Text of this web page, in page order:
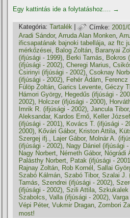
Egy kattintás ide a folytatáshoz.... →
Kategória: Tartalék | Címke: 2001/
Aradi Sándor,Arruda Alan Monken,
ificsapatának bajnoki tabellája,az ftc
mérkőzései, Balog Zoltán, Baranyai
(ifjúsági - 1999), Berki Tamás, Bokros
(ifjúsági - 2002),Cheregi Marius,
Csirinyi (ifjúsági - 2002),Csoknay
(ifjúsági - 2002), Fehér Ádám, Ferencz
Fülöp Zoltán,Garics Levente,Géczy
Hámori György, Hegedűs (ifjúsági -
2002), Holczer (ifjúsági - 2000),
Imrik R. (ifjúsági - 2002),Jancula Tibor
Aleksandar, Kardos Ernő, Keller József
(ifjúsági - 2001), Kovács T. (ifjúsági -
2000), Kővári Gábor, Kriston Attila,
Szergej ifj., Lajer Gábor, Molnár A.
(ifjúsági - 2002), Nagy Dániel (ifjúsági -
Nagy Norbert, Németh Gábor, Nógrádi
Palásthy Norbert, Patak (ifjúsági -
Rajnay Zoltán, Rob Kornél ,Sallai
Szabó Kálmán,Szabó Tibor,Szalai J.
Tamás,Szendrei (ifjúsági - 2002),
(ifjúsági - 2002),Szili Attila,Szkukalek
Szabolcs,Valla (ifjúsági - 2002),
Vépi Péter,Vukmir Dragan ,Zombori
most!